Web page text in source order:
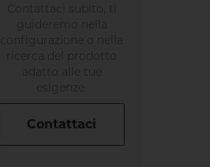
Contattaci subito, ti
guideremo nella
configurazione o nella
ricerca del prodotto
adatto alle tue
esigenze.
Contattaci